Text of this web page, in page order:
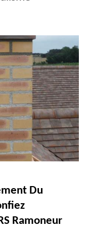
Du
Ramoneur